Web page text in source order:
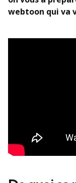
webtoon qui va